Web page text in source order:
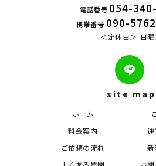
電話番号 054-
携帯番号 090-
定休日 日
site map
ホーム
料金案内
ご依頼の流れ